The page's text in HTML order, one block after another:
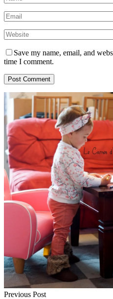
Save my name, email, and
time I comment.
Previous Post